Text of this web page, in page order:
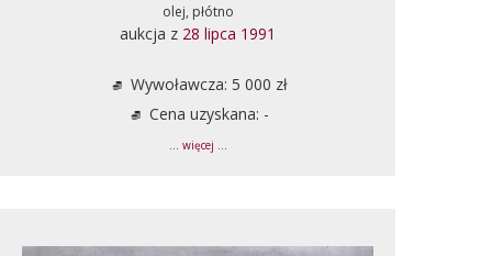
olej, płótno
aukcja z 28 lipca 1991
Wywoławcza: 5 000 zł
Cena uzyskana: -
... więcej ...